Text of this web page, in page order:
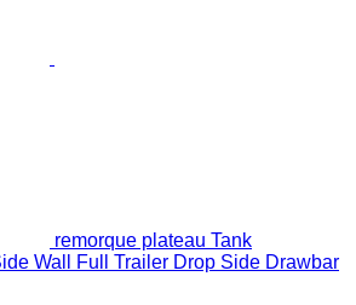
remorque plateau Tank
Wall Full Trailer Drop Side Drawbar